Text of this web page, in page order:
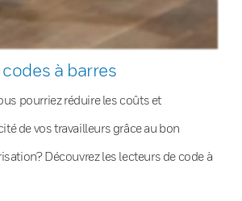
à barres
pourriez réduire les coûts et
de vos travailleurs grâce au bon
Découvrez les lecteurs de code à